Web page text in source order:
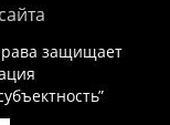
защищает